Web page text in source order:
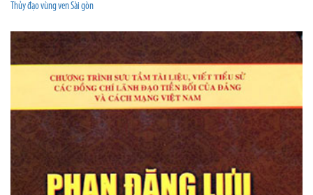
Thủy đạo vùng ven Sài gòn